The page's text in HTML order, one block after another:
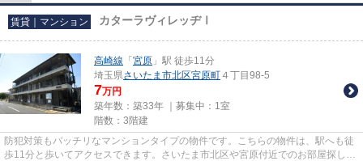
賃貸｜マンション カターラヴィレッヂⅠ
高崎線 「 宮原 」駅 徒歩11分
埼玉県さいたま市北区宮原町 ４丁目98-5
7万円
築年数：築33年 ｜募集中： 1室
階数：3階建
防犯対策もバッチリなマンションタイプの物件です。こちらの物件は、駅へも徒
歩11分と歩いてアクセスできます。さいたま市北区や宮原付近でのお部屋探しは